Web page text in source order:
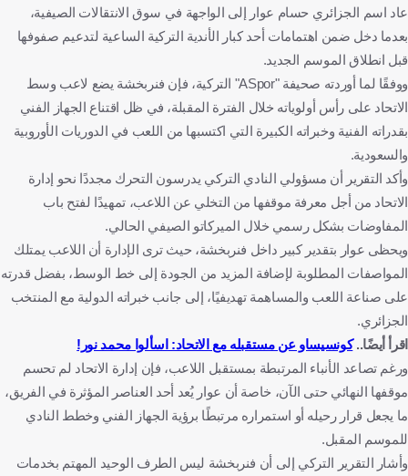
المملكة العربية السعودية
كرة قدم
عاد اسم الجزائري حسام عوار إلى الواجهة في سوق الانتقالات الصيفية،
بعدما دخل ضمن اهتمامات أحد كبار الأندية التركية الساعية لتدعيم صفوفها
قبل انطلاق الموسم الجديد.
ووفقًا لما أوردته صحيفة "ASpor" التركية، فإن فنربخشة يضع لاعب وسط
الاتحاد على رأس أولوياته خلال الفترة المقبلة، في ظل اقتناع الجهاز الفني
بقدراته الفنية وخبراته الكبيرة التي اكتسبها من اللعب في الدوريات الأوروبية
والسعودية.
وأكد التقرير أن مسؤولي النادي التركي يدرسون التحرك مجددًا نحو إدارة
الاتحاد من أجل معرفة موقفها من التخلي عن اللاعب، تمهيدًا لفتح باب
المفاوضات بشكل رسمي خلال الميركاتو الصيفي الحالي.
ويحظى عوار بتقدير كبير داخل فنربخشة، حيث ترى الإدارة أن اللاعب يمتلك
المواصفات المطلوبة لإضافة المزيد من الجودة إلى خط الوسط، بفضل قدرته
على صناعة اللعب والمساهمة تهديفيًا، إلى جانب خبراته الدولية مع المنتخب
الجزائري.
اقرأ أيضًا..كونسيساو عن مستقبله مع الاتحاد: اسألوا محمد نور!
ورغم تصاعد الأنباء المرتبطة بمستقبل اللاعب، فإن إدارة الاتحاد لم تحسم
موقفها النهائي حتى الآن، خاصة أن عوار يُعد أحد العناصر المؤثرة في الفريق،
ما يجعل قرار رحيله أو استمراره مرتبطًا برؤية الجهاز الفني وخطط النادي
للموسم المقبل.
وأشار التقرير التركي إلى أن فنربخشة ليس الطرف الوحيد المهتم بخدمات